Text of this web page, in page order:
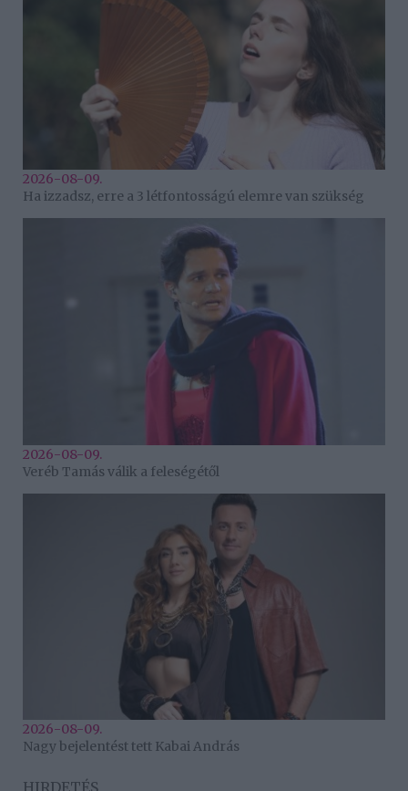
2026-08-09.
Ha izzadsz, erre a 3 létfontosságú elemre van szükség
2026-08-09.
Veréb Tamás válik a feleségétől
2026-08-09.
Nagy bejelentést tett Kabai András